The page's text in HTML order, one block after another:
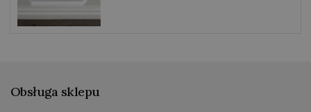
Obsługa sklepu